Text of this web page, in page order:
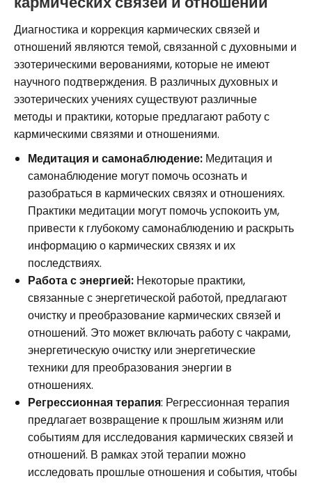
Диагностика и коррекция кармических связей и
отношений являются темой, связанной с духовными и
эзотерическими верованиями, которые не имеют
научного подтверждения. В различных духовных и
эзотерических учениях существуют различные
методы и практики, которые предлагают работу с
кармическими связями и отношениями.
Медитация и самонаблюдение: Медитация и
самонаблюдение могут помочь осознать и
разобраться в кармических связях и отношениях.
Практики медитации могут помочь успокоить ум,
привести к глубокому самонаблюдению и раскрыть
информацию о кармических связях и их
последствиях.
Работа с энергией: Некоторые практики,
связанные с энергетической работой, предлагают
очистку и преобразование кармических связей и
отношений. Это может включать работу с чакрами,
энергетическую очистку или энергетические
техники для преобразования энергии в
отношениях.
Регрессионная терапия: Регрессионная терапия
предлагает возвращение к прошлым жизням или
событиям для исследования кармических связей и
отношений. В рамках этой терапии можно
исследовать прошлые отношения и события, чтобы